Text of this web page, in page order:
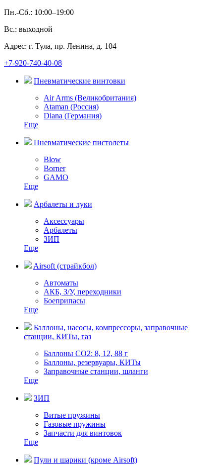
Пн.-Сб.: 10:00–19:00
Вс.: выходной
Адрес: г. Тула, пр. Ленина, д. 104
+7-920-740-40-08
Пневматические винтовки
Air Arms (Великобритания)
Ataman (Россия)
Diana (Германия)
Еще
Пневматические пистолеты
Blow
Borner
GAMO
Еще
Арбалеты и луки
Аксессуары
Арбалеты
ЗИП
Еще
Airsoft (страйкбол)
Автоматы
АКБ, З/У, переходники
Боеприпасы
Еще
Баллоны, насосы, компрессоры, заправочные
станции, КИТы, газ
Баллоны СО2: 8, 12, 88 г
Баллоны, резервуары, КИТы
Заправочные станции, шланги
Еще
ЗИП
Витые пружины
Газовые пружины
Запчасти для винтовок
Еще
Пули и шарики (кроме Airsoft)